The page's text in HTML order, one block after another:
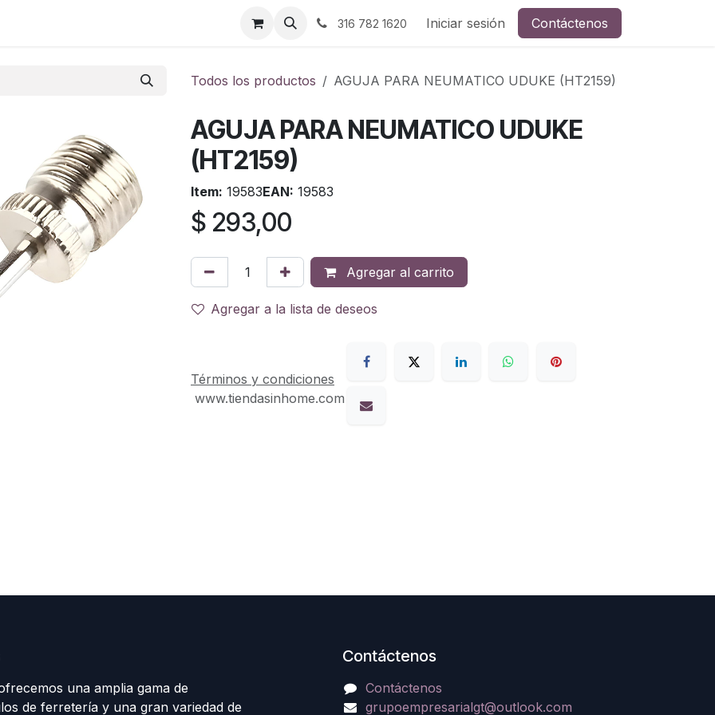
316 782 1620 Iniciar sesión Contáctenos
Todos los productos AGUJA PARA NEUMATICO UDUKE (HT2159)
AGUJA PARA NEUMATICO UDUKE
(HT2159)
Item: 19583EAN: 19583
$ 293,00
Agregar al carrito
Agregar a la lista de deseos
Términos y condiciones
www.tiendasinhome.com
una amplia gama de
de ferretería y una gran variedad de
Contáctenos
Contáctenos
grupoempresarialgt@outlook.com